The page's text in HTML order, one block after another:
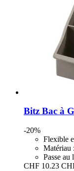
Bitz Bac à
-20%
Flexible
Matériau
Passe au
CHF 10.23